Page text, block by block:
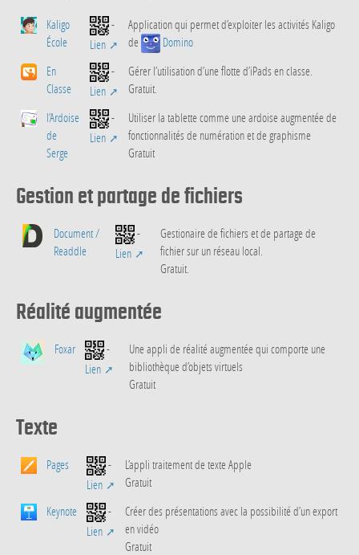
Kaligo
École
-
Lien
Application qui permet d’exploiter les activités Kaligo
de
Domino
En
Classe
-
Lien
Gérer l’utilisation d’une flotte d’iPads en classe.
Gratuit.
l’Ardoise
de
Serge
-
Lien
Utiliser la tablette comme une ardoise augmentée de
fonctionnalités de numération et de graphisme
Gratuit
Gestion et partage de fichiers
Document /
Readdle
-
Lien
Gestionaire de fichiers et de partage de
fichier sur un réseau local.
Gratuit.
Réalité augmentée
Foxar
-
Lien
Une appli de réalité augmentée qui comporte une
bibliothèque d’objets virtuels
Gratuit
Texte
Pages
-
Lien
L’appli traitement de texte Apple
Gratuit
Keynote
-
Lien
Créer des présentations avec la possibilité d’un export
en vidéo
Gratuit